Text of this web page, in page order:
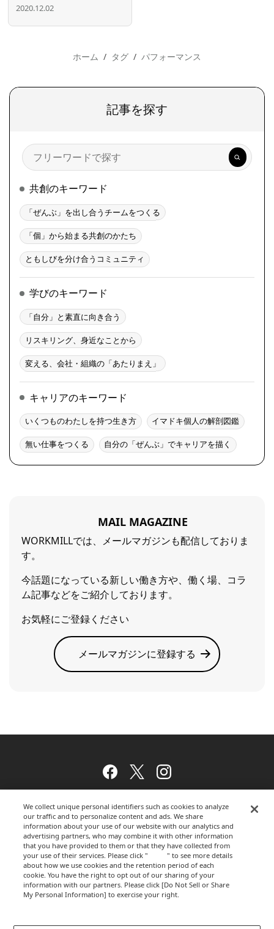
2020.12.02
ホーム タグ パフォーマンス
記事を探す
検
索
共創のキーワード
「ぜんぶ」を出し合うチームをつくる
「個」から始まる共創のかたち
ともしびを分け合うコミュニティ
学びのキーワード
「自分」と素直に向き合う
リスキリング、身近なことから
変える、会社・組織の「あたりまえ」
キャリアのキーワード
いくつものわたしを持つ生き方 イマドキ個人の解剖図鑑
無い仕事をつくる 自分の「ぜんぶ」でキャリアを描く
MAIL MAGAZINE
WORKMILLでは、メールマガジンも配信しておりま
す。
今話題になっている新しい働き方や、働く場、コラ
ム記事などをご紹介しております。
お気軽にご登録ください
メールマガジンに登録する
Facebook
TwitterInstagram
ウェブサイトのご利用について
プライバシーポリシー
We collect unique personal identifiers such as cookies to analyze
our traffic and to personalize content and ads. We share
information about your use of our website with our analytics and
advertising partners, who may combine it with other information
that you have provided to them or that they have collected from
your use of their services. Please click "
here" to see more details
about how we use cookies and the retention period of each
cookie. You have the right to opt out of our sharing of your
information with our partners. Please click [Do Not Sell or Share
My Personal Information] to exercise your right.